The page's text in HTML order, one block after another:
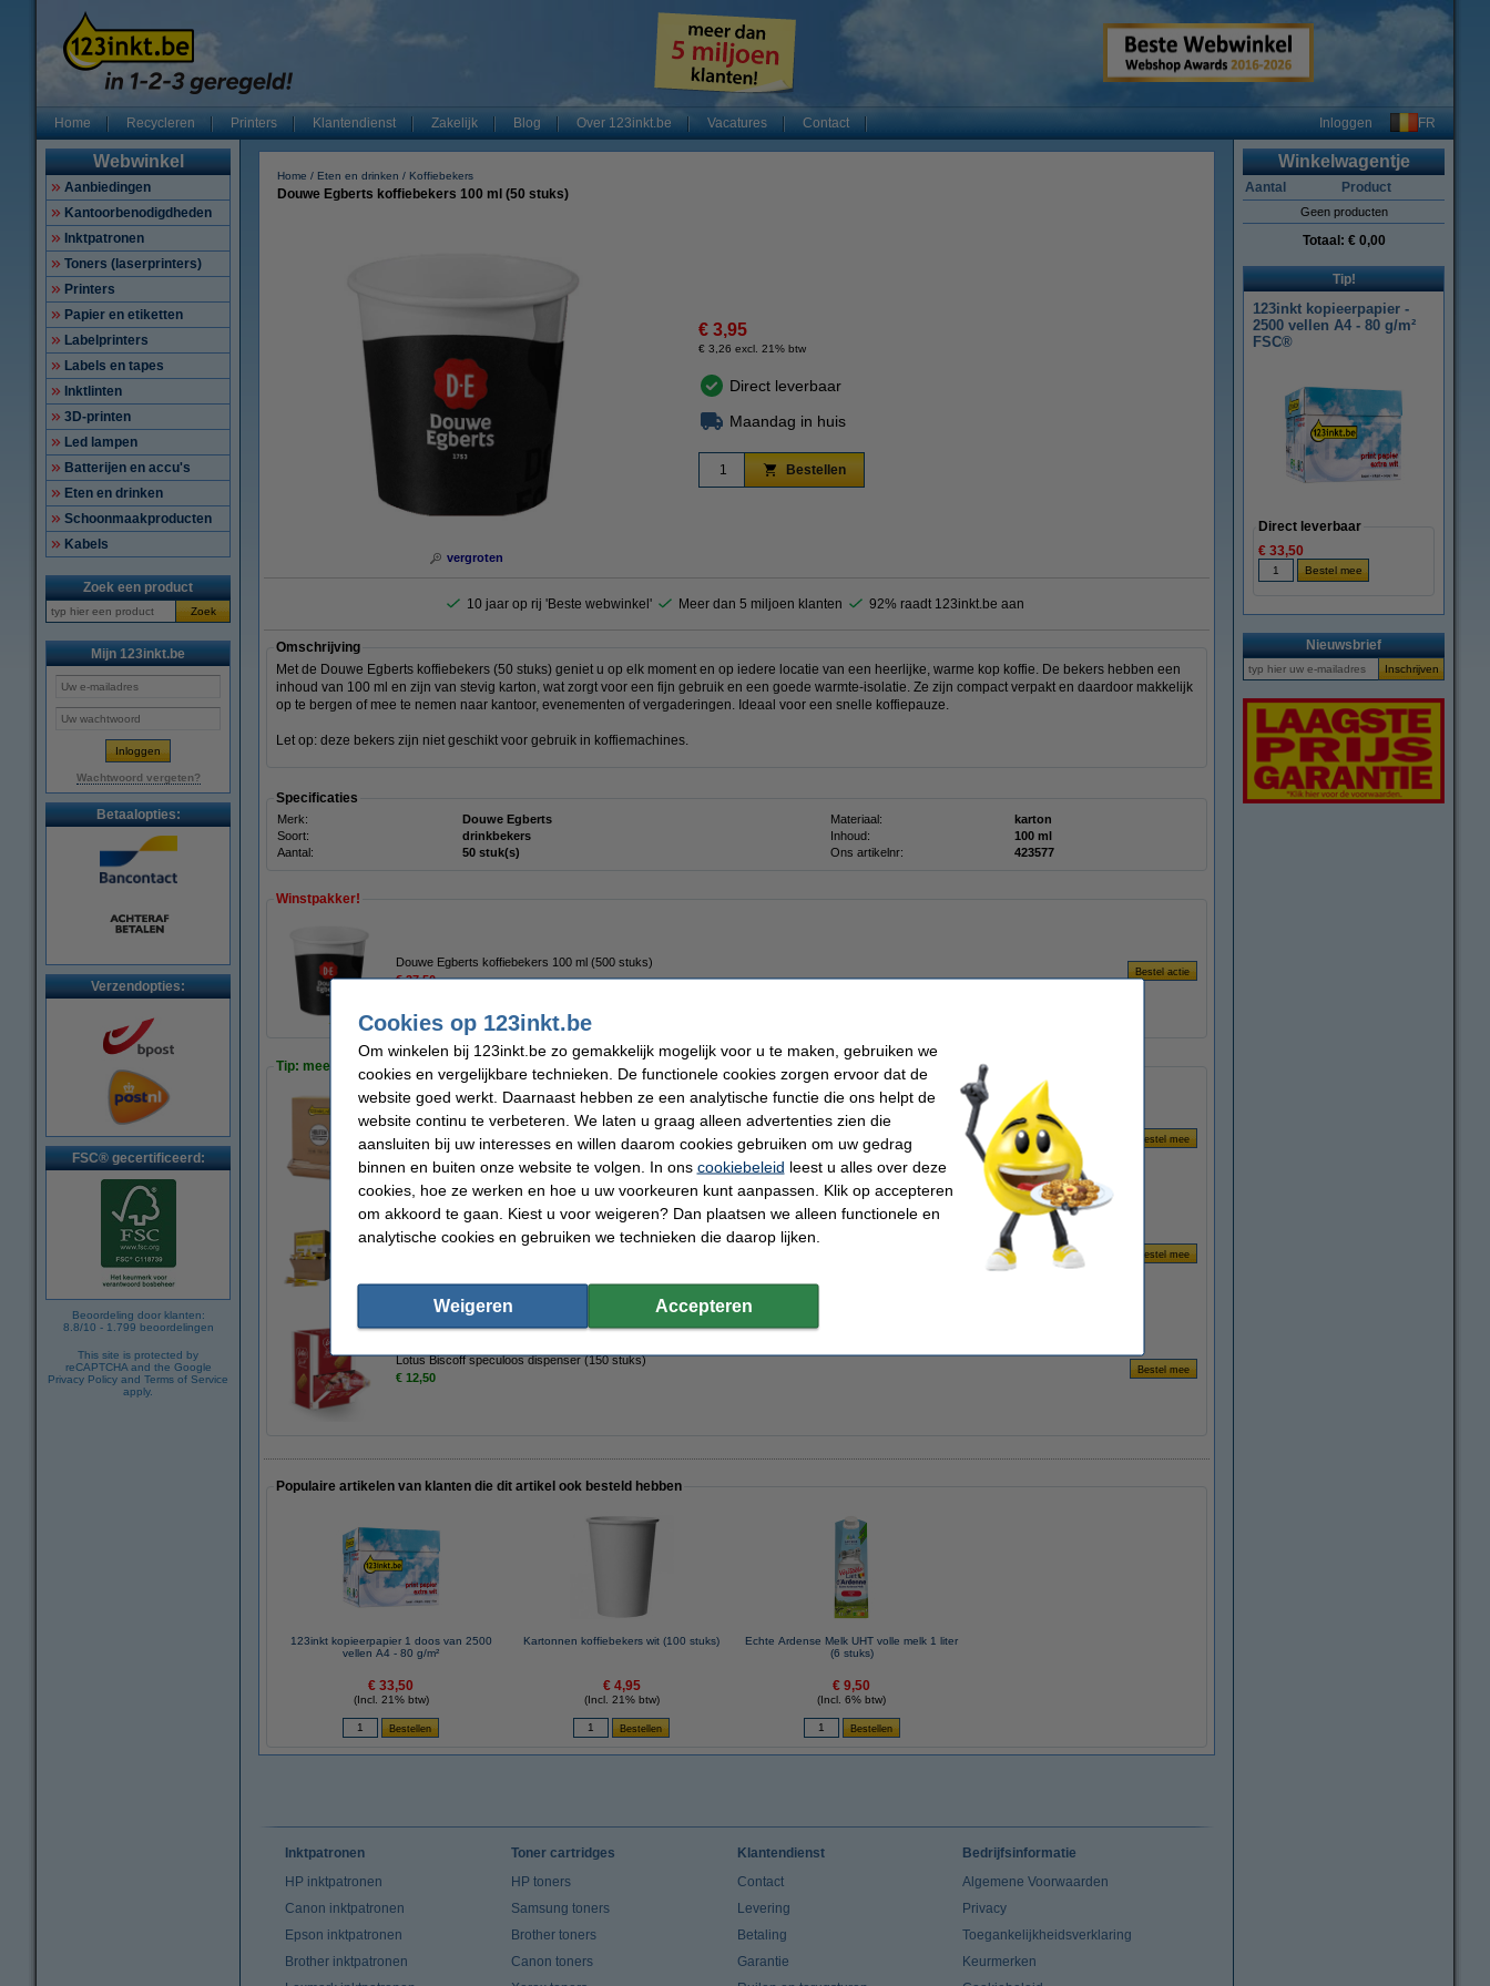
Home Recycleren Printers Klantendienst Zakelijk Blog Over 123inkt.be Vacatures Contact Inloggen FR
Webwinkel
Aanbiedingen
Kantoorbenodigdheden
Inktpatronen
Toners (laserprinters)
Printers
Papier en etiketten
Labelprinters
Labels en tapes
Inktlinten
3D-printen
Led lampen
Batterijen en accu's
Eten en drinken
Schoonmaakproducten
Kabels
Zoek een product
Zoek
Mijn 123inkt.be
Wachtwoord vergeten?
Betaalopties:
Verzendopties:
FSC® gecertificeerd:
Beoordeling door klanten:
8.8/10 - 1.799 beoordelingen
This site is protected by
reCAPTCHA and the Google
Privacy Policy and Terms of Service
apply.
Home Eten en drinken Koffiebekers
Douwe Egberts koffiebekers 100 ml (50 stuks)
vergroten
€ 3,95
€ 3,26 excl. 21% btw
Direct leverbaar
Maandag in huis
Bestellen
10 jaar op rij 'Beste webwinkel' Meer dan 5 miljoen klanten 92% raadt 123inkt.be aan
Omschrijving
Met de Douwe Egberts koffiebekers (50 stuks) geniet u op elk moment en op iedere locatie van een heerlijke, warme kop koffie. De bekers hebben een
inhoud van 100 ml en zijn van stevig karton, wat zorgt voor een fijn gebruik en een goede warmte-isolatie. Ze zijn compact verpakt en daardoor makkelijk
op te bergen of mee te nemen naar kantoor, evenementen of vergaderingen. Ideaal voor een snelle koffiepauze.
Let op: deze bekers zijn niet geschikt voor gebruik in koffiemachines.
Specificaties
Merk: Douwe Egberts Materiaal:
karton
Soort:
drinkbekers Inhoud:
100 ml
Aantal:
50 stuk(s) Ons artikelnr: 423577
Winstpakker!
Douwe Egberts koffiebekers 100 ml (500 stuks)
€ 37,50
Tip: meebestellen
123inkt houten roerstaafjes 110 mm (2000 stuks)
€ 6,95
Combideal: 123inkt creamersticks (500 stuks) + 123inkt suikersticks (500 stuks)
Lotus Biscoff speculoos dispenser (150 stuks)
€ 12,50
Populaire artikelen van klanten die dit artikel ook besteld hebben
123inkt kopieerpapier 1 doos van 2500
vellen A4 - 80 g/m²
€ 33,50
(Incl. 21% btw)
Kartonnen koffiebekers wit (100 stuks)
€ 4,95
(Incl. 21% btw)
Echte Ardense Melk UHT volle melk 1 liter
(6 stuks)
€ 9,50
(Incl. 6% btw)
Winkelwagentje
Aantal Product
Geen producten
Totaal: € 0,00
Tip!
123inkt kopieerpapier -
2500 vellen A4 - 80 g/m²
FSC®
Direct leverbaar
€ 33,50
Nieuwsbrief
Inktpatronen
HP inktpatronen
Canon inktpatronen
Epson inktpatronen
Brother inktpatronen
Toner cartridges
HP toners
Samsung toners
Brother toners
Canon toners
Klantendienst
Contact
Levering
Betaling
Garantie
Bedrijfsinformatie
Algemene Voorwaarden
Privacy
Toegankelijkheidsverklaring
Keurmerken
Cookies op 123inkt.be
Om winkelen bij 123inkt.be zo gemakkelijk mogelijk voor u te maken, gebruiken we
cookies en vergelijkbare technieken. De functionele cookies zorgen ervoor dat de
website goed werkt. Daarnaast hebben ze een analytische functie die ons helpt de
website continu te verbeteren. We laten u graag alleen advertenties zien die
aansluiten bij uw interesses en willen daarom cookies gebruiken om uw gedrag
binnen en buiten onze website te volgen. In ons cookiebeleid leest u alles over deze
cookies, hoe ze werken en hoe u uw voorkeuren kunt aanpassen. Klik op accepteren
om akkoord te gaan. Kiest u voor weigeren? Dan plaatsen we alleen functionele en
analytische cookies en gebruiken we technieken die daarop lijken.
Weigeren Accepteren